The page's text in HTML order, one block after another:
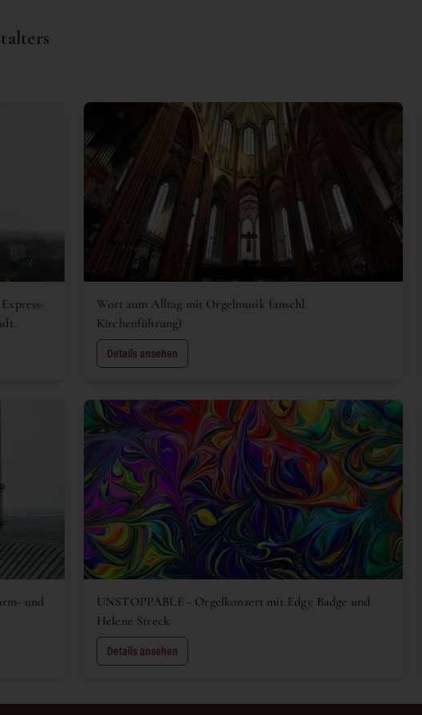
Wort zum Alltag mit Orgelmusik (anschl.
Kirchenführung)
Details ansehen
und
UNSTOPPABLE - Orgelkonzert mit Edgy Badge und
Helene Streck
Details ansehen